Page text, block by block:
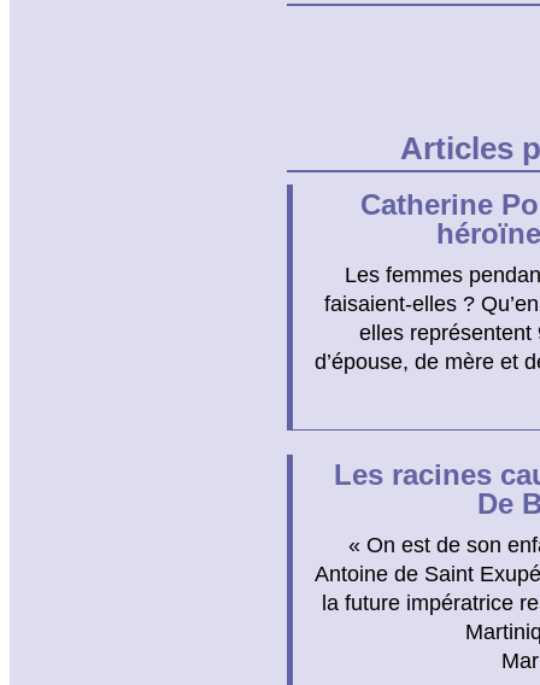
Articles
Catherine
Les femmes
faisaient-elles ?
elles représentent
d’épouse, de mère et
Les racines
De
« On est de son
Antoine de Saint
la future impératrice